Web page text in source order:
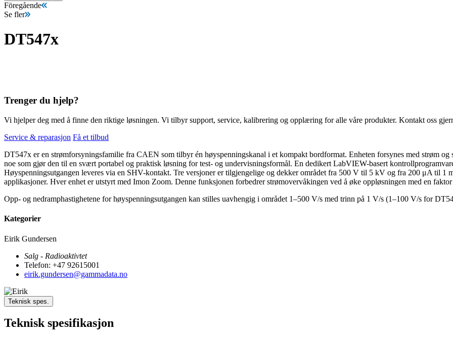
Föregående
Se fler
DT547x
Trenger du hjelp?
Vi hjelper deg med å finne den riktige løsningen. Vi tilbyr support, service, kalibrering og opplæring for alle våre produkter. Kontakt oss
Service & reparasjon Få et tilbud
DT547x er en strømforsyningsfamilie fra CAEN som tilbyr én høyspenningskanal i et kompakt bordformat. Enheten forsynes med strøm
noe som gjør den til en svært portabel og praktisk løsning for test- og undervisningsformål. En dedikert LabVIEW-basert
Høyspenningsutgangen leveres via en SHV-kontakt. Tre versjoner er tilgjengelige og dekker området fra 500 V til 5 kV og fra 200 μA til 1
applikasjoner. Hver enhet er utstyrt med Imon Zoom. Denne funksjonen forbedrer strømovervåkingen ved å øke oppløsningen med en
Opp- og nedramphastighetene for høyspenningsutgangen kan stilles uavhengig i området 1–500 V/s med trinn på 1 V/s (1–100 V/s for
Kategorier
Eirik Gundersen
Salg - Radioaktivtet
Telefon: +47 92615001
eirik.gundersen@gammadata.no
Teknisk spes.
Teknisk spesifikasjon